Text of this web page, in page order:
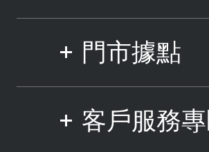
門市據點
客戶服務